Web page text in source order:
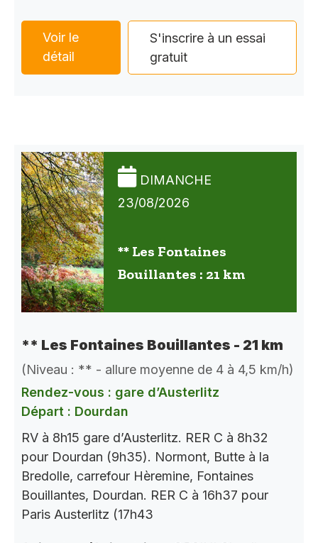
Voir le
détail
S'inscrire à un essai
gratuit
DIMANCHE
23/08/2026
** Les Fontaines
Bouillantes : 21 km
** Les Fontaines Bouillantes - 21 km
(Niveau : ** - allure moyenne de 4 à 4,5 km/h)
Rendez-vous : gare d’Austerlitz
Départ : Dourdan
RV à 8h15 gare d’Austerlitz. RER C à 8h32
pour Dourdan (9h35). Normont, Butte à la
Bredolle, carrefour Hèremine, Fontaines
Bouillantes, Dourdan. RER C à 16h37 pour
Paris Austerlitz (17h43